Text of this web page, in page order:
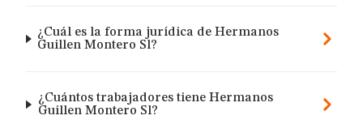
¿Cuál es la forma jurídica de Hermanos
Guillen Montero Sl?
¿Cuántos trabajadores tiene Hermanos
Guillen Montero Sl?